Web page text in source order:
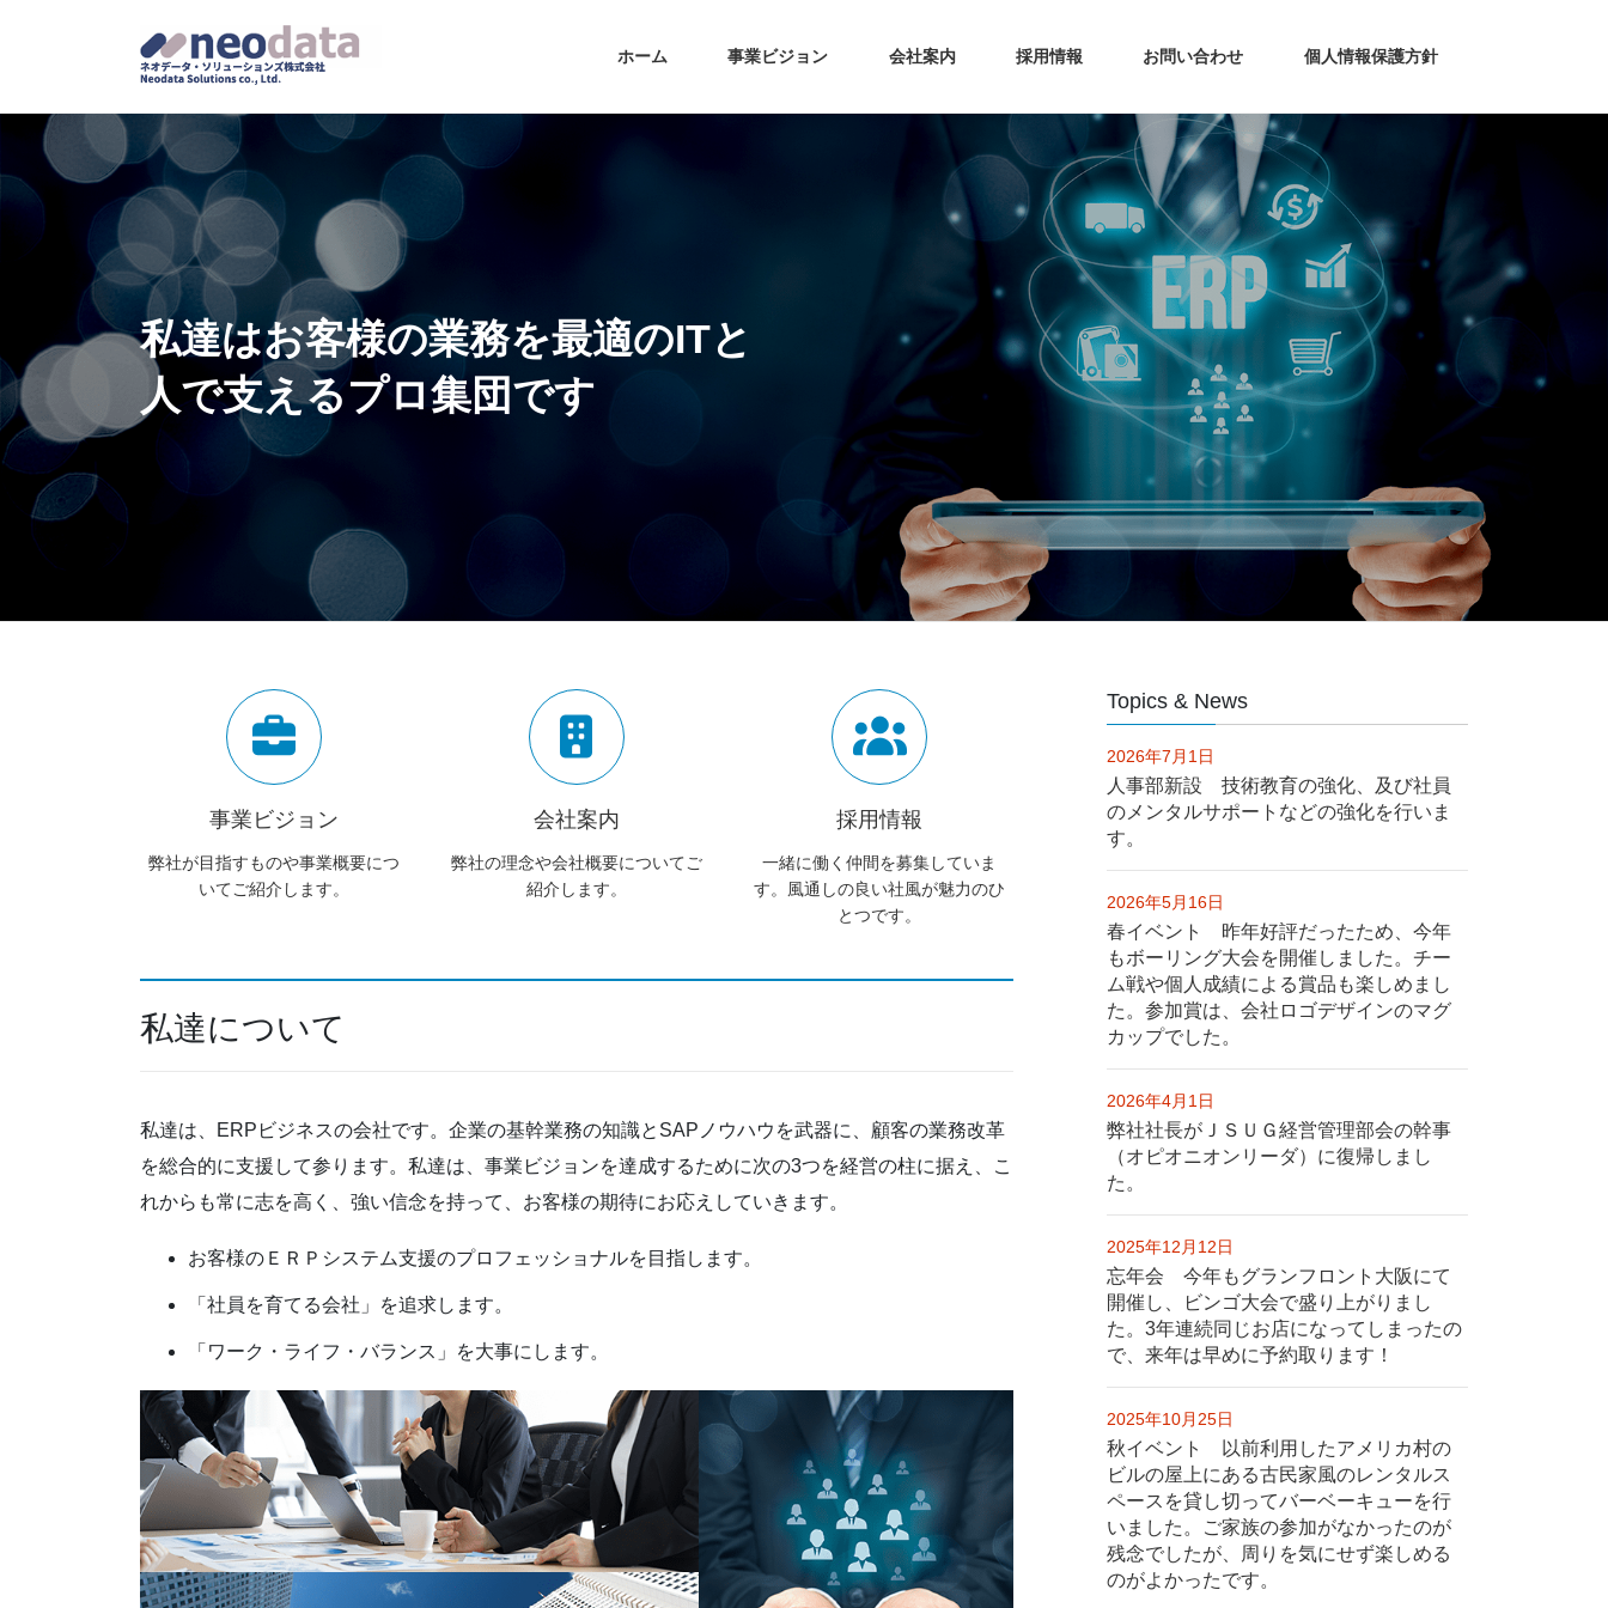
ホーム 事業ビジョン 会社案内 採用情報 お問い合わせ 個人情報保護方針
私達はお客様の業務を最適のITと
人で支えるプロ集団です
事業ビジョン
弊社が目指すものや事業概要につ
いてご紹介します。
会社案内
弊社の理念や会社概要についてご
紹介します。
採用情報
一緒に働く仲間を募集していま
す。風通しの良い社風が魅力のひ
とつです。
私達について
私達は、ERPビジネスの会社です。企業の基幹業務の知識とSAPノウハウを武器に、顧客の業務改革
を総合的に支援して参ります。私達は、事業ビジョンを達成するために次の3つを経営の柱に据え、こ
れからも常に志を高く、強い信念を持って、お客様の期待にお応えしていきます。
お客様のＥＲＰシステム支援のプロフェッショナルを目指します。
「社員を育てる会社」を追求します。
「ワーク・ライフ・バランス」を大事にします。
Topics & News
2026年7月1日
人事部新設 技術教育の強化、及び社員
のメンタルサポートなどの強化を行いま
す。
2026年5月16日
春イベント 昨年好評だったため、今年
もボーリング大会を開催しました。チー
ム戦や個人成績による賞品も楽しめまし
た。参加賞は、会社ロゴデザインのマグ
カップでした。
2026年4月1日
弊社社長がＪＳＵＧ経営管理部会の幹事
（オピオニオンリーダ）に復帰しまし
た。
2025年12月12日
忘年会 今年もグランフロント大阪にて
開催し、ビンゴ大会で盛り上がりまし
た。3年連続同じお店になってしまったの
で、来年は早めに予約取ります！
2025年10月25日
秋イベント 以前利用したアメリカ村の
ビルの屋上にある古民家風のレンタルス
ペースを貸し切ってバーベーキューを行
いました。ご家族の参加がなかったのが
残念でしたが、周りを気にせず楽しめる
のがよかったです。